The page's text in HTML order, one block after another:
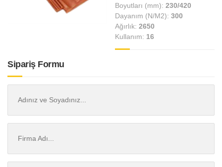
Boyutları (mm):230/420
Dayanım (N/M2):300
Ağırlık:2650
Kullanım: 16
Sipariş Formu